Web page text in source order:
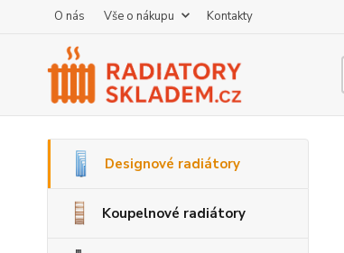
O nás Vše o nákupu Kontakty
Designové radiátory
Koupelnové radiátory